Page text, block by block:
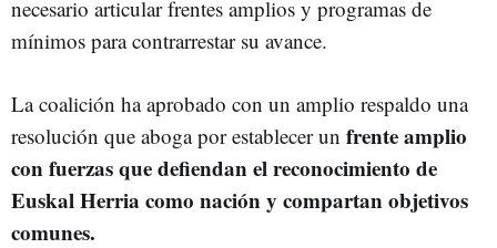
necesario articular frentes amplios y programas de
mínimos para contrarrestar su avance.
La coalición ha aprobado con un amplio respaldo una
resolución que aboga por establecer un frente amplio
con fuerzas que defiendan el reconocimiento de
Euskal Herria como nación y compartan objetivos
comunes.